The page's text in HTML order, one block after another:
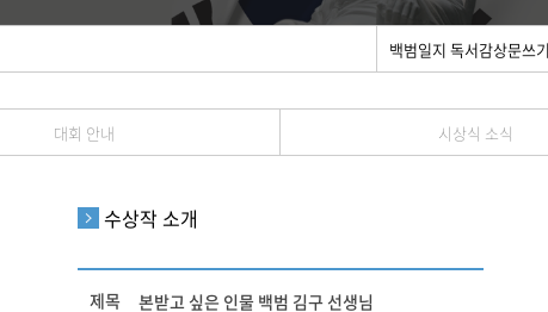
백범일지 독서감상문쓰
대회 안내 시상식 소식
수상작 소개
제목 본받고 싶은 인물 백범 김구 선생님